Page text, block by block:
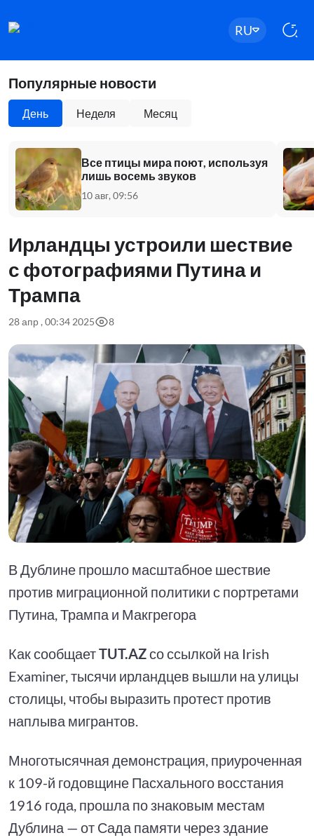
RU
Популярные новости
День Неделя Месяц
Все птицы мира поют, используя
лишь восемь звуков
10 авг, 09:56
Ирландцы устроили шествие
с фотографиями Путина и
Трампа
28 апр , 00:34 2025 8
В Дублине прошло масштабное шествие
против миграционной политики с портретами
Путина, Трампа и Макгрегора
Как сообщаетTUT.AZсо ссылкой на Irish
Examiner, тысячи ирландцев вышли на улицы
столицы, чтобы выразить протест против
наплыва мигрантов.
Многотысячная демонстрация, приуроченная
к 109-й годовщине Пасхального восстания
1916 года, прошла по знаковым местам
Дублина — от Сада памяти через здание